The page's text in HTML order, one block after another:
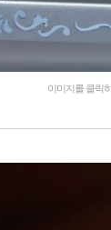
이미지를 클릭